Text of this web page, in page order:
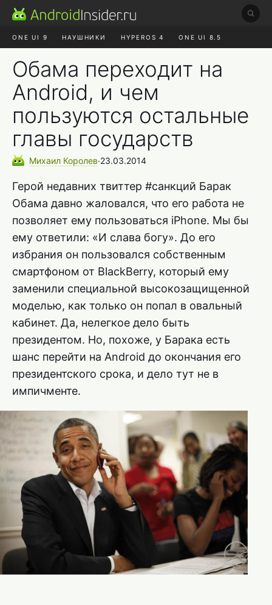
ONE UI 9 НАУШНИКИ HYPEROS 4 ONE UI 8.5
ROBLOX ЧАТ
Обама переходит на
Android, и чем
пользуются остальные
главы государств
Михаил Королев∙23.03.2014
Герой недавних твиттер #санкций Барак
Обама давно жаловался, что его работа не
позволяет ему пользоваться iPhone. Мы бы
ему ответили: «И слава богу». До его
избрания он пользовался собственным
смартфоном от BlackBerry, который ему
заменили специальной высокозащищенной
моделью, как только он попал в овальный
кабинет. Да, нелегкое дело быть
президентом. Но, похоже, у Барака есть
шанс перейти на Android до окончания его
президентского срока, и дело тут не в
импичменте.